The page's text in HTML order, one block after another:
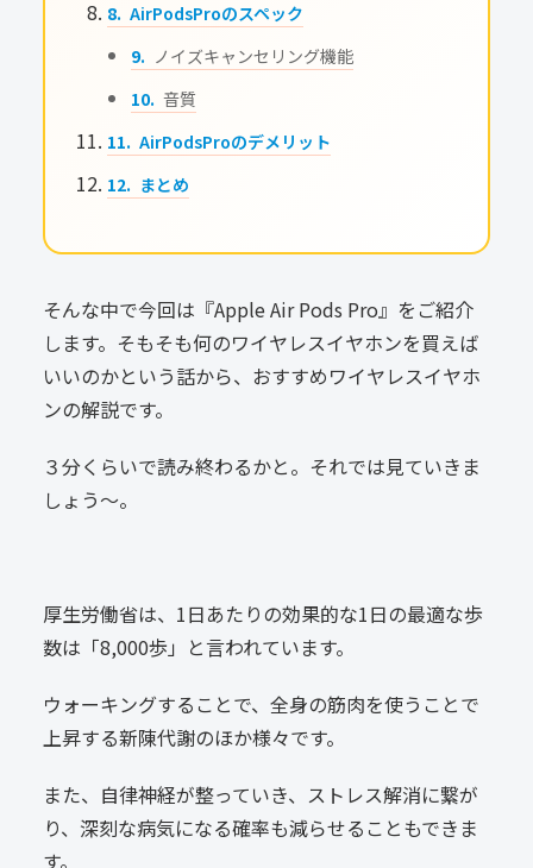
AirPodsProのスペック
ノイズキャンセリング機能
音質
AirPodsProのデメリット
まとめ
そんな中で今回は『Apple Air Pods Pro』をご紹介
します。そもそも何のワイヤレスイヤホンを買えば
いいのかという話から、おすすめワイヤレスイヤホ
ンの解説です。
３分くらいで読み終わるかと。それでは見ていきま
しょう〜。
厚生労働省は、1日あたりの効果的な1日の最適な歩
数は「8,000歩」と言われています。
ウォーキングすることで、全身の筋肉を使うことで
上昇する新陳代謝のほか様々です。
また、自律神経が整っていき、ストレス解消に繋が
り、深刻な病気になる確率も減らせることもできま
す。